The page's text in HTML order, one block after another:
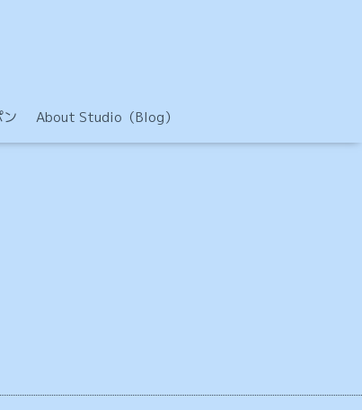
About Studio（Blog）